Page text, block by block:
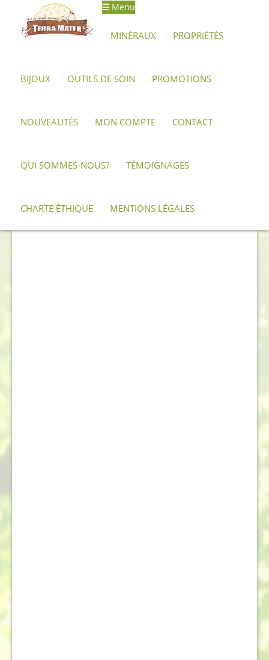
Aller
Aller
au
Menu
MINÉRAUX PROPRIÉTÉS
BIJOUX OUTILS DE SOIN PROMOTIONS
NOUVEAUTÉS MON COMPTE CONTACT
QUI SOMMES-NOUS? TÉMOIGNAGES
CHARTE ÉTHIQUE MENTIONS LÉGALES
Accueil Archives Pendentif d’Obsidienne Manta Huichol